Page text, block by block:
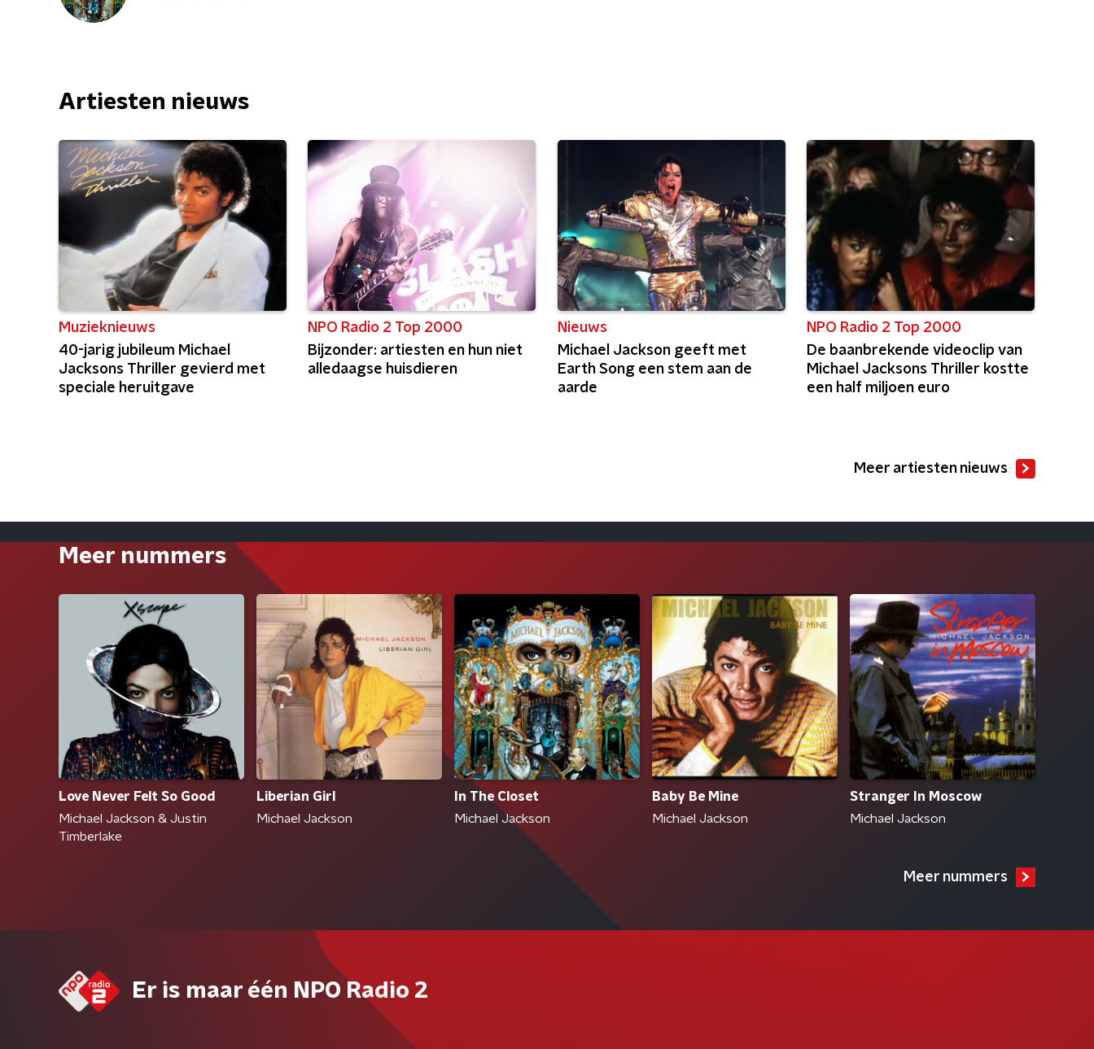
Artiesten nieuws
Muzieknieuws
40-jarig jubileum Michael
Jacksons Thriller gevierd met
speciale heruitgave
NPO Radio 2 Top 2000
Bijzonder: artiesten en hun niet
alledaagse huisdieren
Nieuws
Michael Jackson geeft met
Earth Song een stem aan de
aarde
NPO Radio 2 Top 2000
De baanbrekende videoclip van
Michael Jacksons Thriller kostte
een half miljoen euro
Meer artiesten nieuws
Meer nummers
Love Never Felt So Good
Michael Jackson & Justin
Timberlake
Liberian Girl
Michael Jackson
In The Closet
Michael Jackson
Baby Be Mine
Michael Jackson
Stranger In Moscow
Michael Jackson
Meer nummers
Er is maar één NPO Radio 2